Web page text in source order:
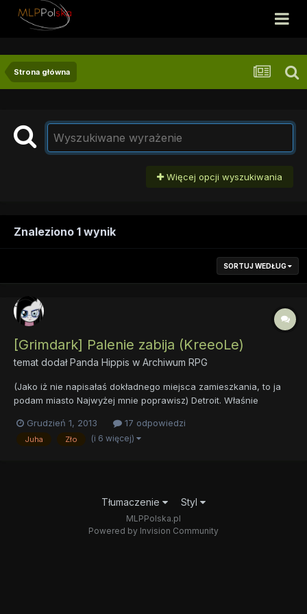
Strona główna
Więcej opcji wyszukiwania
Znaleziono 1 wynik
SORTUJ WEDŁUG
[Grimdark] Palenie zabija (KreeoLe)
temat dodałPanda Hippis w Archiwum RPG
(Jako iż nie napisałaś dokładnego miejsca zamieszkania, to ja
podam miasto Najwyżej mnie poprawisz) Detroit. Właśnie
horyzont, a Księżyc w pełni chował się za wysokimi budynkami,
by chwilę później zniknąć i oddać Złotej Gwieździe całe niebo...
Grudzień 1, 2013 17 odpowiedzi
Juha Zło (i 6 więcej)
Tłumaczenie Styl
MLPPolska.pl
Powered by Invision Community